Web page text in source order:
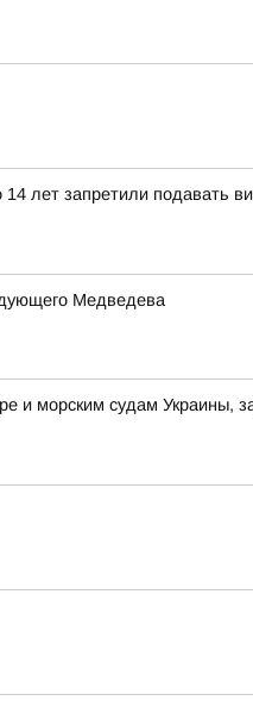
лет запретили подавать
Медведева
и морским судам Украины,